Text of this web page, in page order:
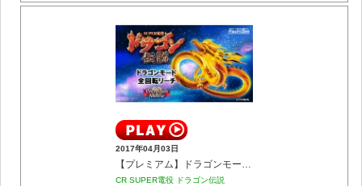
2017年04月03日
【プレミアム】ドラゴンモード 全回転リーチ
CR SUPER電役 ドラゴン伝説